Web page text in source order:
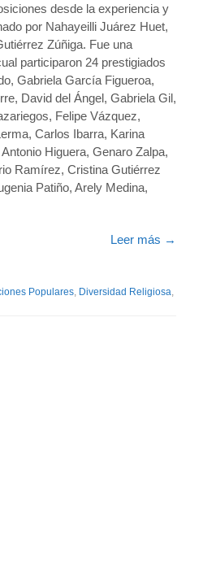
desde la experiencia y
por Nahayeilli Juárez Huet,
Zúñiga. Fue una
participaron 24 prestigiados
Gabriela García Figueroa,
David del Ángel, Gabriela Gil,
Felipe Vázquez,
Carlos Ibarra, Karina
Higuera, Genaro Zalpa,
Ramírez, Cristina Gutiérrez
Patiño, Arely Medina,
Leer más →
Populares, Diversidad Religiosa,